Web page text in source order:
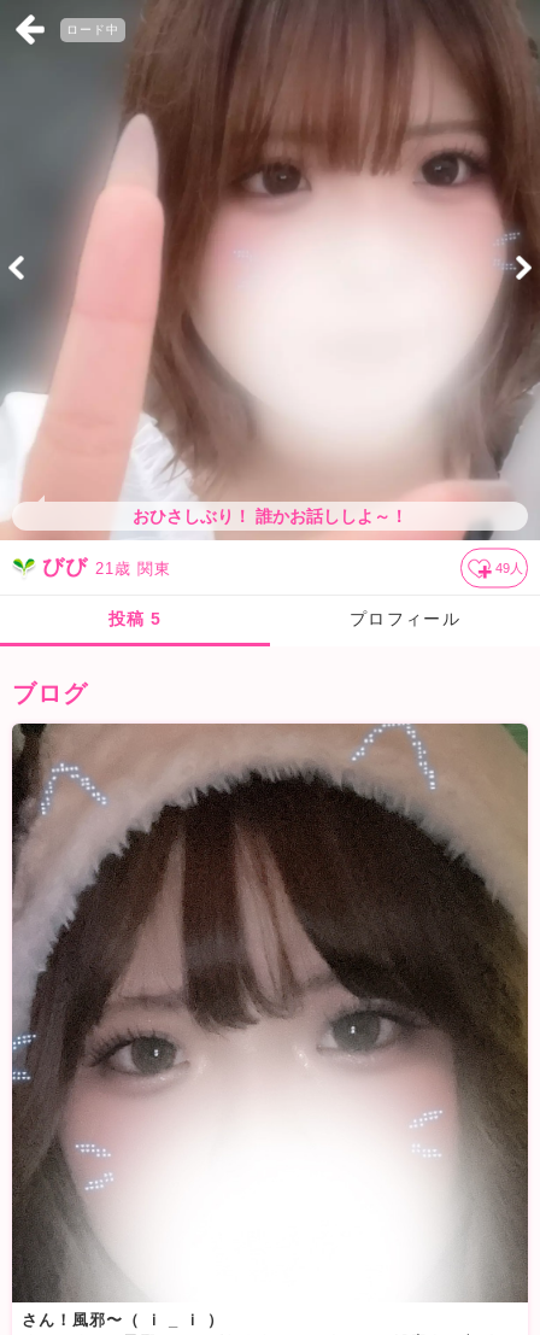
ロード中
おひさしぶり！ 誰かお話ししよ～！
びび 21歳 関東 49 人
投稿 5 プロフィール
ブログ
さん！風邪〜（ ｉ _ ｉ ）